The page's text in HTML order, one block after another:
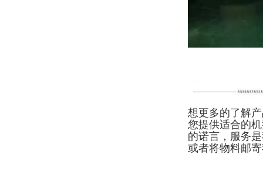
想更多的了解
您提供适合的
的诺言，服务
或者将物料邮